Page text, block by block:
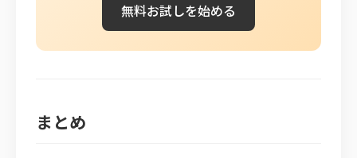
無料お試しを始める
まとめ